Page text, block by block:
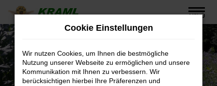
Zum
Hauptinhalt
springen
MENÜ
Cookie Einstellungen
Wir nutzen Cookies, um Ihnen die bestmögliche
Nutzung unserer Webseite zu ermöglichen und unsere
Kommunikation mit Ihnen zu verbessern. Wir
berücksichtigen hierbei Ihre Präferenzen und